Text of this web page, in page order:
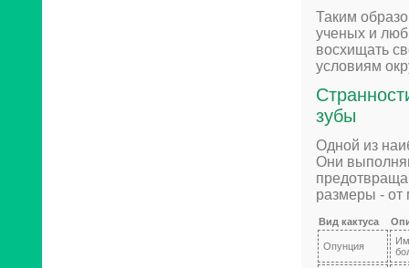
Таким
ученых и
восхищать
условиям
зубы
Одной из
Они
размеры - от
Вид кактуса
Опунция